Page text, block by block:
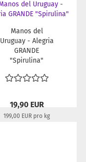
Manos del
Uruguay - Alegria
GRANDE
"Spirulina"
19,90 EUR
199,00 EUR pro kg